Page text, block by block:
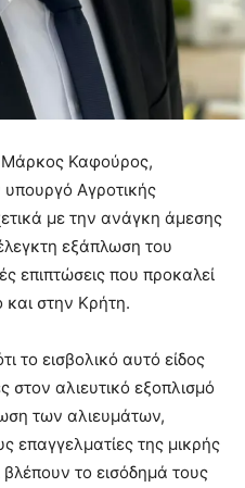
Καφούρος,
Αγροτικής
με την ανάγκη άμεσης
εξάπλωση του
επιπτώσεις που προκαλεί
και στην Κρήτη.
το εισβολικό αυτό είδος
στον αλιευτικό εξοπλισμό
των αλιευμάτων,
επαγγελματίες της μικρής
βλέπουν το εισόδημά τους